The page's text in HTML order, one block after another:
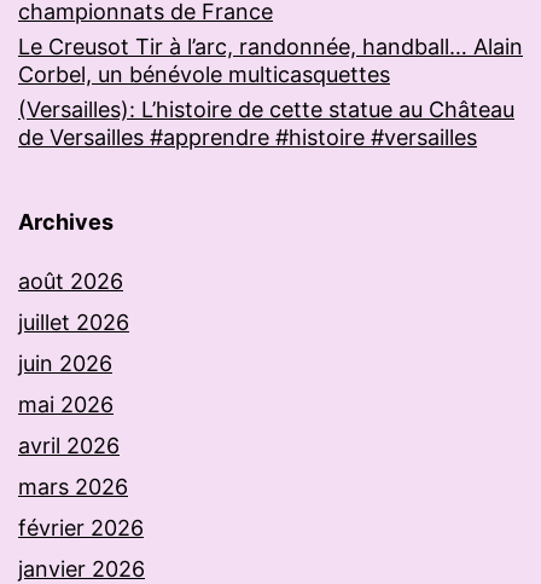
championnats de France
Le Creusot Tir à l’arc, randonnée, handball… Alain
Corbel, un bénévole multicasquettes
(Versailles): L’histoire de cette statue au Château
de Versailles #apprendre #histoire #versailles
Archives
août 2026
juillet 2026
juin 2026
mai 2026
avril 2026
mars 2026
février 2026
janvier 2026